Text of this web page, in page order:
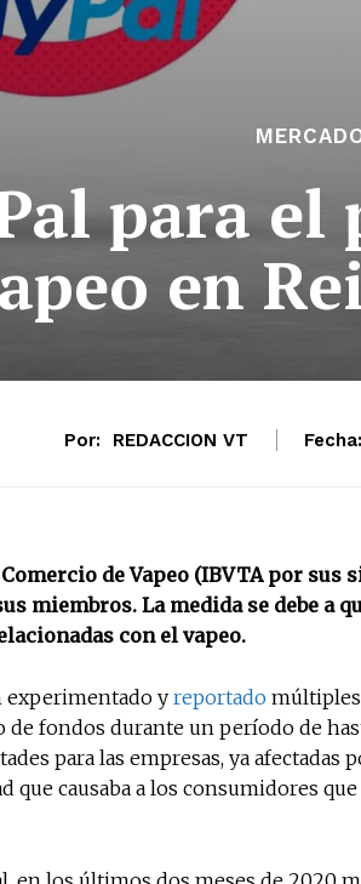
para el
en
Por: REDACCION VT Fecha:
de Vapeo (IBVTA por sus
miembros. La medida se debe a
con el vapeo.
experimentado y reportado múltiples
fondos durante un período de
para las empresas, ya afectadas
causaba a los consumidores